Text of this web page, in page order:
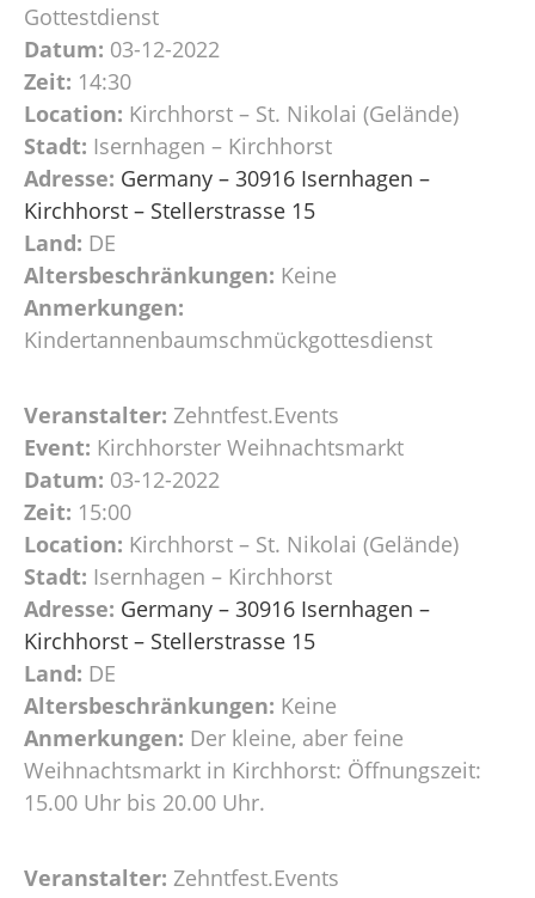
Gottestdienst
Datum: 03-12-2022
Zeit: 14:30
Location: Kirchhorst – St. Nikolai (Gelände)
Stadt: Isernhagen – Kirchhorst
Adresse: Germany – 30916 Isernhagen –
Kirchhorst – Stellerstrasse 15
Land: DE
Altersbeschränkungen: Keine
Anmerkungen:
Kindertannenbaumschmückgottesdienst
Veranstalter: Zehntfest.Events
Event: Kirchhorster Weihnachtsmarkt
Datum: 03-12-2022
Zeit: 15:00
Location: Kirchhorst – St. Nikolai (Gelände)
Stadt: Isernhagen – Kirchhorst
Adresse: Germany – 30916 Isernhagen –
Kirchhorst – Stellerstrasse 15
Land: DE
Altersbeschränkungen: Keine
Anmerkungen: Der kleine, aber feine
Weihnachtsmarkt in Kirchhorst: Öffnungszeit:
15.00 Uhr bis 20.00 Uhr.
Veranstalter: Zehntfest.Events